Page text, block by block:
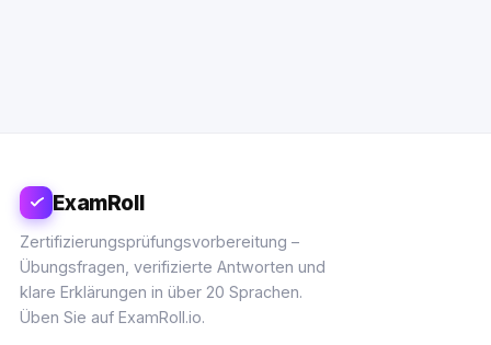
ExamRoll
Zertifizierungsprüfungsvorbereitung –
Übungsfragen, verifizierte Antworten und
klare Erklärungen in über 20 Sprachen.
Üben Sie auf ExamRoll.io.